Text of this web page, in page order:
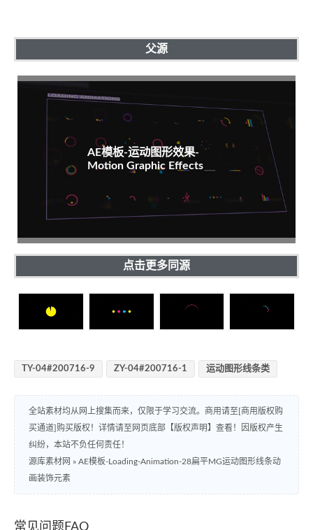
父源
AE模板-运动图形效果-
Motion Graphic Effects
点击更多同源
TY-04#200716-9 ZY-04#200716-1 运动图形线条类
全站素材均从网上搜集而来，仅限于学习交流。商用请至[商用版权购
买通道]购买版权！详情请至网页底部【版权声明】查看！因版权产生
纠纷，本站不负任何责任！
源库素材网 » AE模板-Loading-Animation-28扁平MG运动图形线条动
画装饰元素
常见问题FAQ